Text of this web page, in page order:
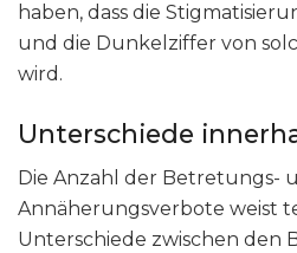
haben, dass die
und die Dunkelziffer von
wird.
Unterschiede
Die Anzahl der Betretungs-
Annäherungsverbote weist
Unterschiede zwischen den